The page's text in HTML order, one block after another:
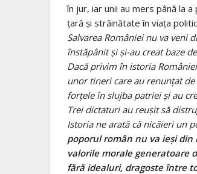
în jur, iar unii au mers până la
țară şi străinătate în viaţa
Salvarea României nu va
înstăpânit şi şi-au creat baze
Dacă privim în istoria
unor tineri care au renunţat
forţele în slujba patriei şi au
Trei dictaturi au reuşit să
Istoria ne arată că nicăieri un
poporul român nu va ieşi
valorile morale generatoare
fără idealuri, dragoste între